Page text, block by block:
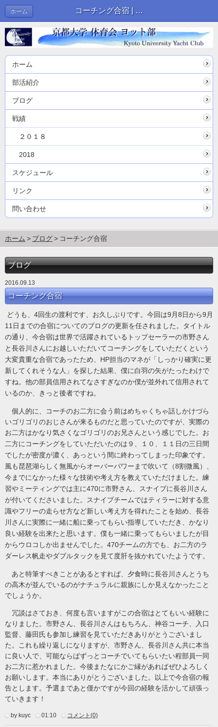
コーチング合宿 | ブログ
ホーム
ホーム
部活紹介
ブログ
戦績
２０１８
2018
スケジュール
リンク
問い合わせ
ホーム ブログ コーチング合宿
ブログ
2016.09.13
コーチング合宿
どうも、4回生の渡利です、お久しぶりです。今回は9月8日から9月
11日までの合宿についてのブログの更新を任されました。タイトル
の通り、今合宿は世界で活躍されているトップセーラーの市野さん
と長谷川さんにお越しいただいてコーチングをしていただくという
大変貴重な合宿であったため、HP担当のマネが「しっかり確実に更
新してくれそうな人」を探した結果、僕に白羽の矢がたったわけで
すね。他の部員信用されてなさすぎなのか僕が並外れて信用されて
いるのか、きっと後者ですね。
個人的に、コーチのお二方に会う前はめちゃくちゃ話しかけづら
いゴリゴリのおじさんが来るものだと思っていたのですが、実際の
お二方はかなり気さくなゴリゴリのお兄さんという感じでした。 お
二方にコーチングをしていただいたのは９、１０、１１日の三日間
でしたが密度が濃く、あっという間に終わってしまった印象です。
風も琵琶湖らしく無風からオーバーパワーまで吹いて（8割微風）、
今までになかった様々な技術や考え方を教えていただけました。練
習やミーティングでは主に470に市野さん、スナイプに長谷川さん
が付いてくださいました。スナイプチームではティラーに対する意
識やフリーの走らせ方など新しい考え方を得れたことを始め、長谷
川さんに実際に一緒に船に乗ってもらい指導していただき、かなり
良い経験を出来たと思います。僕も一緒に乗ってもらいましたが目
からウロコしか出ませんでした。470チームの方でも、お二方のラ
ダーレス帆走やダブルタックを見て度肝を抜かれていたようです。
あと特筆すべきことがあるとすれば、夕食時に長谷川さんとうち
の高木が並んでいるのがナチュラルに親族にしか見えなかったこと
でしょうか。
冗談はさておき、何度も言いますがこの合宿はとてもいい経験に
なりました。市野さん、長谷川さんはもちろん、神谷コーチ、入口
監督、藤田氏も参加し練習を見ていただきありがとうございまし
た。これも繰り返しになりますが、市野さん、長谷川さん共に本当
に良い人で、可能ならばずっとコーチでいてもらいたい程部員一同
お二方に惹かれました。今後またなにかご縁があればぜひよろしく
お願いします。本当にありがとうございました。以上で今合宿の報
告とします。予選まであと僅かですが今回の経験を活かして頑張っ
ていきます！
by kuyc 01:10 コメント(0)